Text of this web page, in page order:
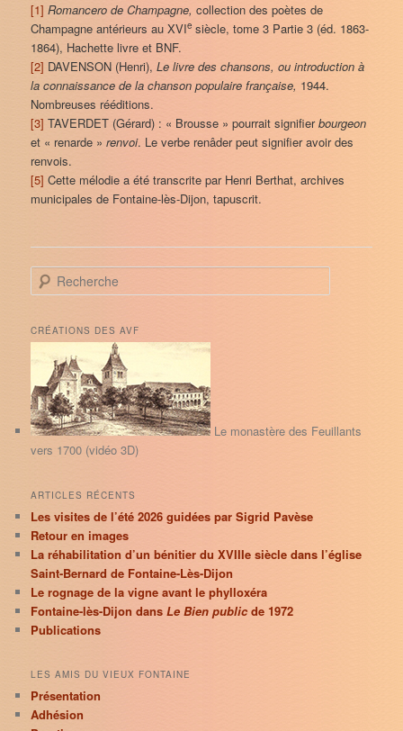
[1] Romancero de Champagne, collection des poètes de
Champagne antérieurs au XVIesiècle, tome 3 Partie 3 (éd. 1863-
1864), Hachette livre et BNF.
[2] DAVENSON (Henri),Le livre des chansons, ou introduction à
la connaissance de la chanson populaire française, 1944.
Nombreuses rééditions.
[3] TAVERDET (Gérard) : « Brousse » pourrait signifierbourgeon
et « renarde »renvoi. Le verbe renâder peut signifier avoir des
renvois.
[5] Cette mélodie a été transcrite par Henri Berthat, archives
municipales de Fontaine-lès-Dijon, tapuscrit.
e
h
e
r
h
e
CRÉATIONS DES AVF
Le monastère des Feuillants
vers 1700 (vidéo 3D)
ARTICLES RÉCENTS
Les visites de l’été 2026 guidées par Sigrid Pavèse
Retour en images
La réhabilitation d’un bénitier du XVIIIe siècle dans l’église
Saint-Bernard de Fontaine-Lès-Dijon
Le rognage de la vigne avant le phylloxéra
Fontaine-lès-Dijon dansLe Bien publicde 1972
Publications
LES AMIS DU VIEUX FONTAINE
Présentation
Adhésion